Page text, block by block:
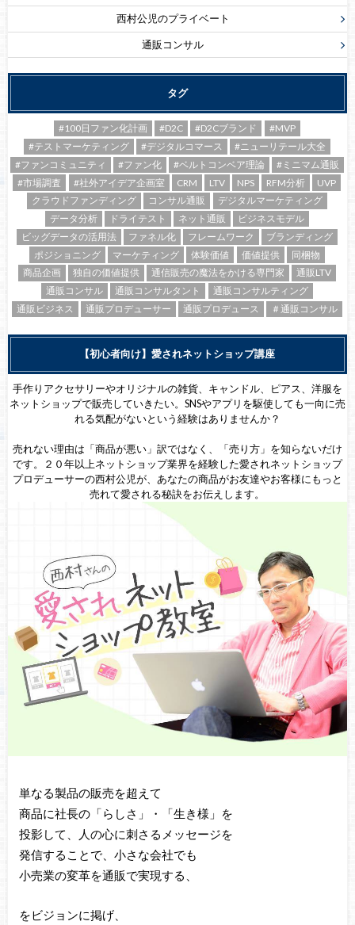
西村公児のプライベート
通販コンサル
タグ
#100日ファン化計画 #D2C #D2Cブランド
#MVP
#テストマーケティング
#デジタルコマース
#ニューリテール大全
#ファンコミュニティ
#ファン化 #ベルトコンベア理論
#ミニマム通販
#市場調査
#社外アイデア企画室 CRM LTV NPS RFM分析
UVP
クラウドファンディング
コンサル通販
デジタルマーケティング
データ分析
ドライテスト ネット通販
ビジネスモデル
ビッグデータの活用法
ファネル化 フレームワーク
ブランディング
ポジショニング
マーケティング 体験価値 価値提供
同梱物
商品企画
独自の価値提供 通信販売の魔法をかける専門家
通販LTV
通販コンサル
通販コンサルタント
通販コンサルティング
通販ビジネス
通販プロデューサー 通販プロデュース ＃通販コンサル
【初心者向け】愛されネットショップ講座
手作りアクセサリーやオリジナルの雑貨、キャンドル、ピアス、洋服を
ネットショップで販売していきたい。SNSやアプリを駆使しても一向に売
れる気配がないという経験はありませんか？
売れない理由は「商品が悪い」訳ではなく、「売り方」を知らないだけ
です。２０年以上ネットショップ業界を経験した愛されネットショップ
プロデューサーの西村公児が、あなたの商品がお友達やお客様にもっと
売れて愛される秘訣をお伝えします。
単なる製品の販売を超えて
商品に社長の「らしさ」・「生き様」を
投影して、人の心に刺さるメッセージを
発信することで、小さな会社でも
小売業の変革を通販で実現する、
をビジョンに掲げ、